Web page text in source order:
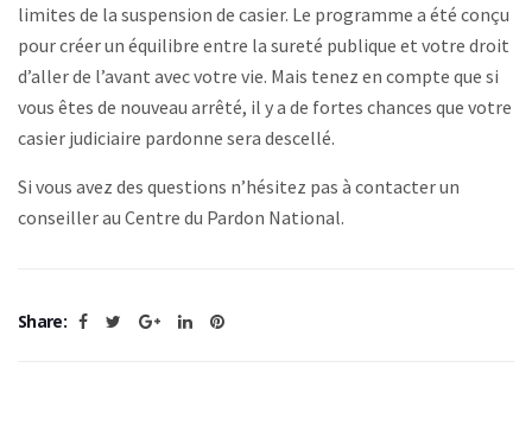
limites de la suspension de casier. Le programme a été conçu
pour créer un équilibre entre la sureté publique et votre droit
d’aller de l’avant avec votre vie. Mais tenez en compte que si
vous êtes de nouveau arrêté, il y a de fortes chances que votre
casier judiciaire pardonne sera descellé.
Si vous avez des questions n’hésitez pas à contacter un
conseiller au Centre du Pardon National.
Share: